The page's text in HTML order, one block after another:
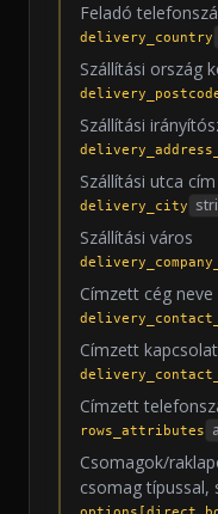
Feladó
delivery_country
Szállítási ország
Szállítási
Szállítási utca cím
delivery_city
Szállítási város
Címzett cég neve
Címzett
Címzett
rows_attributes
Csomagok/
csomag típussal,